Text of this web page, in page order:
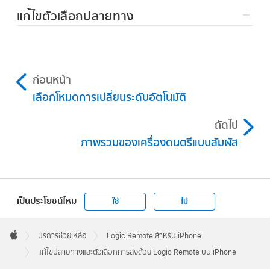
แตะค้างไว้ที่บัสที่คุณต้องการเปลี่ยนปลายทางการ
ส่ง
แก้ไขตัวเลือกปลายทาง
แตะตัวเลือกการส่งอย่างน้อยหนึ่งตัวเลือก:
ใช้ลูกบิดส่งเพื่อปรับสเตอริโอแพนที่
การส่งนำทางไปยัง Aux แยกต่างหากจากการ
แพนของแถบช่องสัญญาณ
หลังแพน:สัญญาณจะถูกส่งหลังจากเฟดเดอร์
และลูกบิดแพน สัญญาณการส่งจะได้รับผลกระ
ทบจากทั้งการปรับความดังของแถบช่อง
หลังเฟดเดอร์:สัญญาณจะถูกส่งหลังจากเฟด
ก่อนหน้า
เลือกโหมดการเปลี่ยนระดับอัตโนมัติ
ถัดไป
ภาพรวมของเครื่องดนตรีแบบสัมผัส
เป็นประโยชน์ไหม ใช่ ไม่
Footer

บริการช่วยเหลือ Logic Remote สำหรับ iPhone
แก้ไขปลายทางและตัวเลือกการส่งด้วย Logic Remote บน iPhone